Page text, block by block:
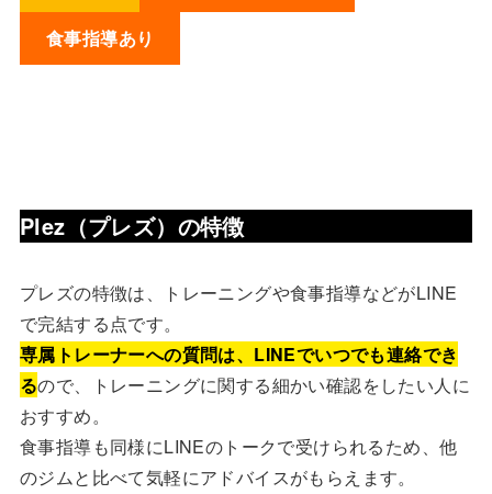
食事指導あり
Plez（プレズ）の特徴
プレズの特徴は、トレーニングや食事指導などがLINE
で完結する点です。
専属トレーナーへの質問は、LINEでいつでも連絡でき
るので、トレーニングに関する細かい確認をしたい人に
おすすめ。
食事指導も同様にLINEのトークで受けられるため、他
のジムと比べて気軽にアドバイスがもらえます。